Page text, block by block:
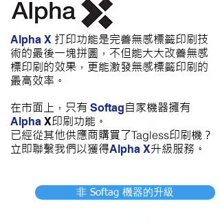
Alpha X 打印功能是完善無感標籤印刷技
術的最後一塊拼圖，不但能大大改善無感
標印刷的效果，更能激發無感標籤印刷的
最高效率。
在市面上，只有 Softag自家機器擁有
Alpha X印刷功能。
已經從其他供應商購買了Tagless印刷機？
立即聯繫我們以獲得Alpha X升級服務。
非 Softag 機器的升級